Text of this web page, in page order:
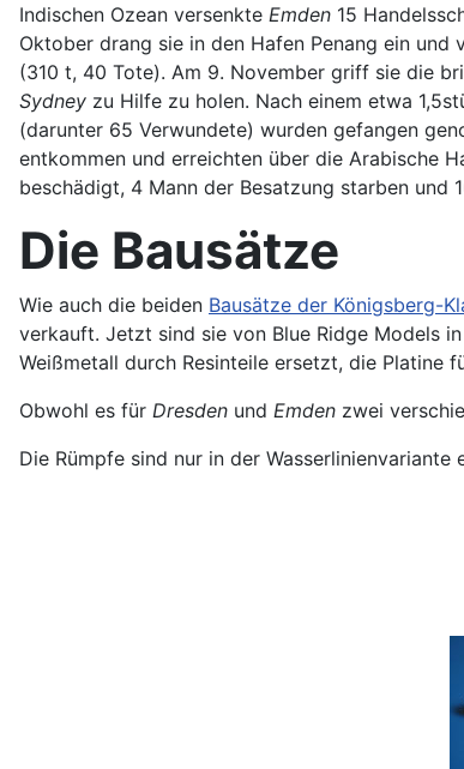
Indischen Ozean versenkte Emden 15
Oktober drang sie in den Hafen Penang ein und
(310 t, 40 Tote). Am 9. November griff sie die
Sydney zu Hilfe zu holen. Nach einem etwa
(darunter 65 Verwundete) wurden gefangen
entkommen und erreichten über die Arabische
beschädigt, 4 Mann der Besatzung starben und
Die Bausätze
Wie auch die beiden Bausätze der Königsberg-
verkauft. Jetzt sind sie von Blue Ridge Models
Weißmetall durch Resinteile ersetzt, die Platine
Obwohl es für Dresden und Emden zwei
Die Rümpfe sind nur in der